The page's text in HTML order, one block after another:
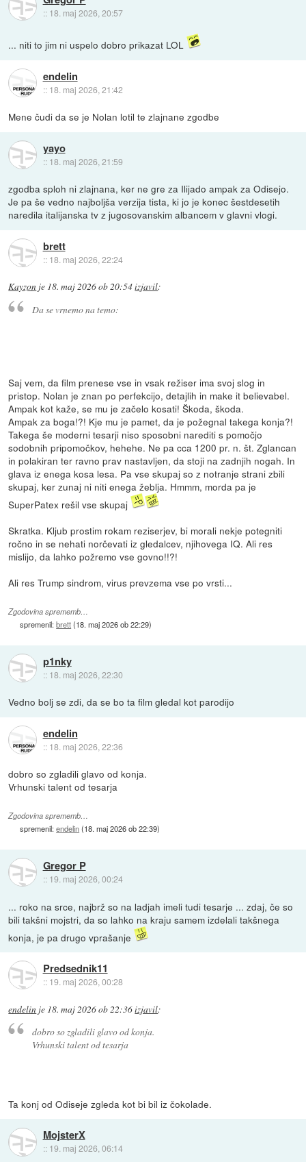
:: 18. maj 2026, 20:57
... niti to jim ni uspelo dobro prikazat LOL
endelin
:: 18. maj 2026, 21:42
Mene čudi da se je Nolan lotil te zlajnane zgodbe
yayo
:: 18. maj 2026, 21:59
zgodba sploh ni zlajnana, ker ne gre za Ilijado ampak za Odisejo.
Je pa še vedno najboljša verzija tista, ki jo je konec šestdesetih
naredila italijanska tv z jugosovanskim albancem v glavni vlogi.
brett
:: 18. maj 2026, 22:24
Kayzon je 18. maj 2026 ob 20:54izjavil:
Da se vrnemo na temo:
Saj vem, da film prenese vse in vsak režiser ima svoj slog in
pristop. Nolan je znan po perfekcijo, detajlih in make it believabel.
Ampak kot kaže, se mu je začelo kosati! Škoda, škoda.
Ampak za boga!?! Kje mu je pamet, da je požegnal takega konja?!
Takega še moderni tesarji niso sposobni narediti s pomočjo
sodobnih pripomočkov, hehehe. Ne pa cca 1200 pr. n. št. Zglancan
in polakiran ter ravno prav nastavljen, da stoji na zadnjih nogah. In
glava iz enega kosa lesa. Pa vse skupaj so z notranje strani zbili
skupaj, ker zunaj ni niti enega žeblja. Hmmm, morda pa je
SuperPatex rešil vse skupaj
Skratka. Kljub prostim rokam reziserjev, bi morali nekje potegniti
ročno in se nehati norčevati iz gledalcev, njihovega IQ. Ali res
mislijo, da lahko požremo vse govno!!?!
Ali res Trump sindrom, virus prevzema vse po vrsti...
Zgodovina sprememb…
spremenil:brett(18. maj 2026 ob 22:29)
p1nky
:: 18. maj 2026, 22:30
Vedno bolj se zdi, da se bo ta film gledal kot parodijo
endelin
:: 18. maj 2026, 22:36
dobro so zgladili glavo od konja.
Vrhunski talent od tesarja
Zgodovina sprememb…
spremenil:endelin(18. maj 2026 ob 22:39)
Gregor P
:: 19. maj 2026, 00:24
... roko na srce, najbrž so na ladjah imeli tudi tesarje ... zdaj, če so
bili takšni mojstri, da so lahko na kraju samem izdelali takšnega
konja, je pa drugo vprašanje
Predsednik11
:: 19. maj 2026, 00:28
endelin je 18. maj 2026 ob 22:36izjavil:
dobro so zgladili glavo od konja.
Vrhunski talent od tesarja
Ta konj od Odiseje zgleda kot bi bil iz čokolade.
MojsterX
:: 19. maj 2026, 06:14